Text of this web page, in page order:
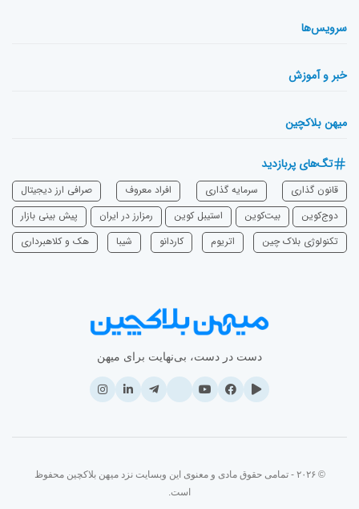
سرویس‌ها
خبر و آموزش
میهن بلاکچین
تگ‌های پربازدید
قانون گذاری سرمایه‌ گذاری افراد معروف
صرافی ارز دیجیتال
دوج‌کوین
بیت‌کوین استیبل کوین رمزارز در ایران
پیش بینی بازار
تکنولوژی بلاک چین
اتریوم ‌کاردانو شیبا هک و کلاهبرداری
دست در دست، بی‌نهایت برای میهن
© ۲۰۲۶ - تمامی حقوق مادی و معنوی این وبسایت نزد میهن بلاکچین محفوظ
است.